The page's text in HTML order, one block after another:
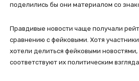
поделились бы они материалом со
Правдивые новости чаще получали
сравнению с фейковыми. Хотя
хотели делиться фейковыми новостями,
соответствуют их политическим